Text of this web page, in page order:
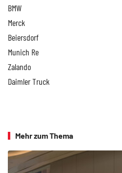
BMW
Merck
Beiersdorf
Munich Re
Zalando
Daimler Truck
Mehr zum Thema